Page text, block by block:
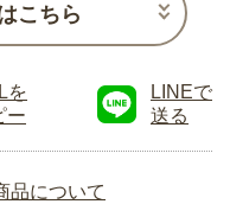
こちら
を
ー
LINEで
送る
品について